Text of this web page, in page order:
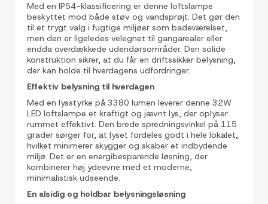
Med en IP54-klassificering er denne loftslampe
beskyttet mod både støv og vandsprøjt. Det gør den
til et trygt valg i fugtige miljøer som badeværelset,
men den er ligeledes velegnet til gangarealer eller
endda overdækkede udendørsområder. Den solide
konstruktion sikrer, at du får en driftssikker belysning,
der kan holde til hverdagens udfordringer.
Effektiv belysning til hverdagen
Med en lysstyrke på 3380 lumen leverer denne 32W
LED loftslampe et kraftigt og jævnt lys, der oplyser
rummet effektivt. Den brede spredningsvinkel på 115
grader sørger for, at lyset fordeles godt i hele lokalet,
hvilket minimerer skygger og skaber et indbydende
miljø. Det er en energibesparende løsning, der
kombinerer høj ydeevne med et moderne,
minimalistisk udseende.
En alsidig og holdbar belysningsløsning